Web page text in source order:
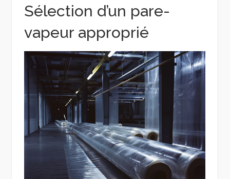
Sélection d’un pare-
vapeur approprié